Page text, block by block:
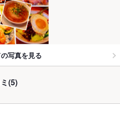
写真を見る
(5)